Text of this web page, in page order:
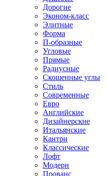
Дорогие
Эконом-класс
Элитные
Форма
П-образные
Угловые
Прямые
Радиусные
Скошенные углы
Стиль
Современные
Евро
Английские
Дизайнерские
Итальянские
Кантри
Классические
Лофт
Модерн
Прованс